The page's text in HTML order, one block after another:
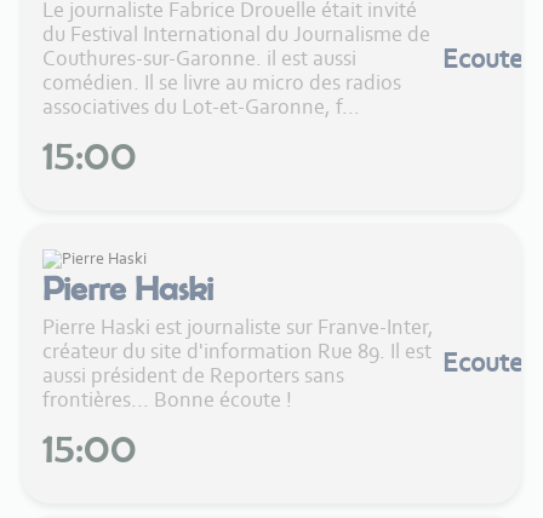
Le journaliste Fabrice Drouelle était invité
du Festival International du Journalisme de
Couthures-sur-Garonne. il est aussi
comédien. Il se livre au micro des radios
associatives du Lot-et-Garonne, f...
15:00
Ecouter
Pierre Haski
Pierre Haski est journaliste sur Franve-Inter,
créateur du site d'information Rue 89. Il est
aussi président de Reporters sans
frontières... Bonne écoute !
15:00
Ecouter